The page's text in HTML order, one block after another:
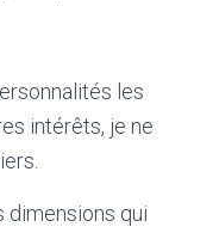
les
intérêts, je ne
dimensions qui